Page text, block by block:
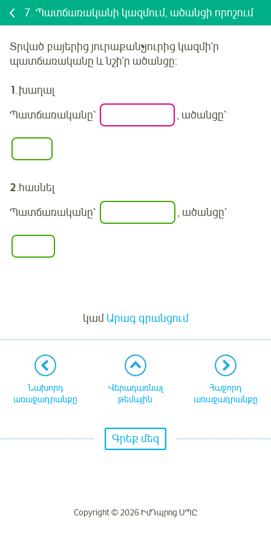
7. Պատճառականի կազմում, ածանցի որոշում
Տրված բայերից յուրաքանչյուրից կազմի՛ր
պատճառականը և նշի՛ր ածանցը:
1.խաղալ
Պատճառականը՝
, ածանցը՝
2.հասնել
Պատճառականը՝
, ածանցը՝
կամԱրագ գրանցում
Նախորդ
առաջադրանքը
Վերադառնալ
թեմային
Հաջորդ
առաջադրանքը
Գրեք մեզ
Copyright © 2026 ԻմԴպրոց ՍՊԸ